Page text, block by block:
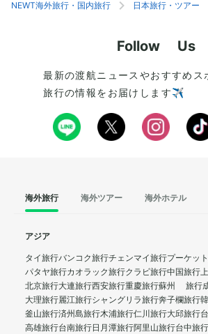
が有名です。古代から続く伝統行事で、社殿や御
NEWT海外旅行・国内旅行 日本旅行・ツアー
Follow Us
最新の渡航ニュースやおすすめス
旅行の情報をお届けします✈️
海外旅行 海外ツアー 海外ホテル
アジア
タイ旅行バンコク旅行チェンマイ旅行プーケッ
パタヤ旅行カオラック旅行クラビ旅行中国旅行
北京旅行大連旅行西安旅行重慶旅行蘇州 旅行
大理旅行麗江旅行シャングリラ旅行奔子欄旅行
釜山旅行済州島旅行木浦旅行仁川旅行大邱旅行
高雄旅行台南旅行日月潭旅行阿里山旅行台中旅行